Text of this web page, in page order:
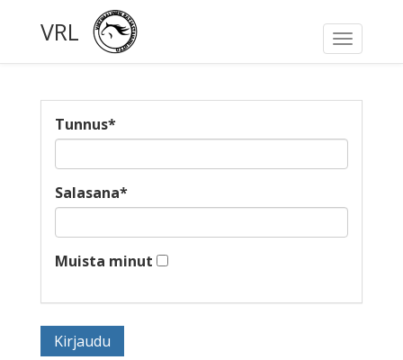
Toggle
VRL
Tunnus*
Salasana*
Muista minut